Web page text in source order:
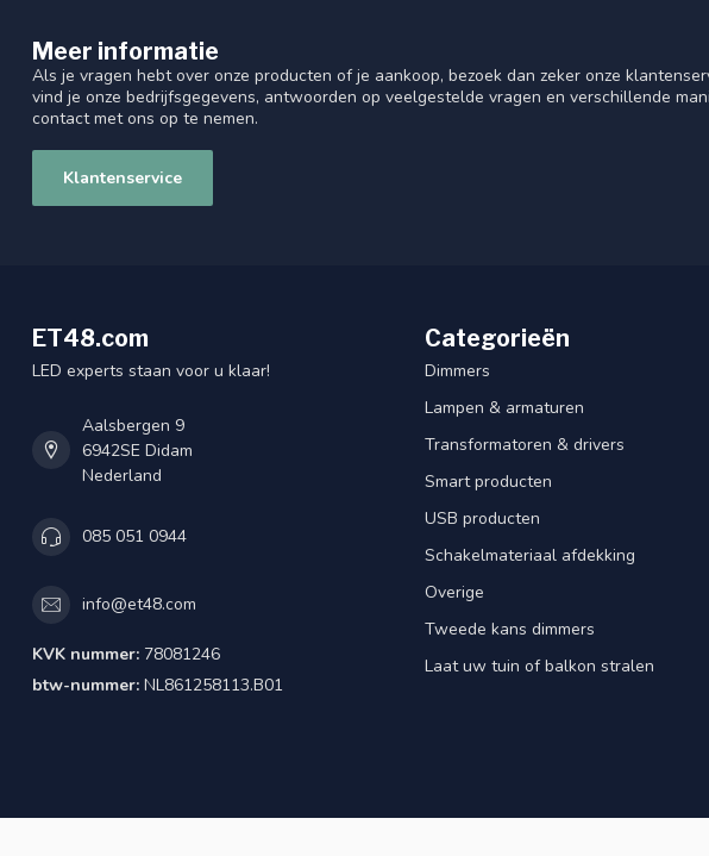
Meer informatie
Als je vragen hebt over onze producten of je aankoop, bezoek dan zeker onze
vind je onze bedrijfsgegevens, antwoorden op veelgestelde vragen en verschillende
contact met ons op te nemen.
Klantenservice
ET48.com
LED experts staan voor u klaar!
Aalsbergen 9
6942SE Didam
Nederland
085 051 0944
info@et48.com
KVK nummer: 78081246
btw-nummer: NL861258113.B01
Categorieën
Dimmers
Lampen & armaturen
Transformatoren & drivers
Smart producten
USB producten
Schakelmateriaal afdekking
Overige
Tweede kans dimmers
Laat uw tuin of balkon stralen